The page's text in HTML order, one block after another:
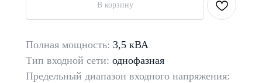
В корзину
Полная мощность: 3,5 кВА
Тип входной сети: однофазная
Предельный диапазон входного напряжения: